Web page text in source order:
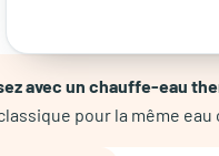
avec un chauffe-eau
pour la même eau